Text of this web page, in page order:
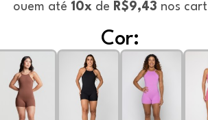
ouem até 10x de R$9,43 nos
Cor: